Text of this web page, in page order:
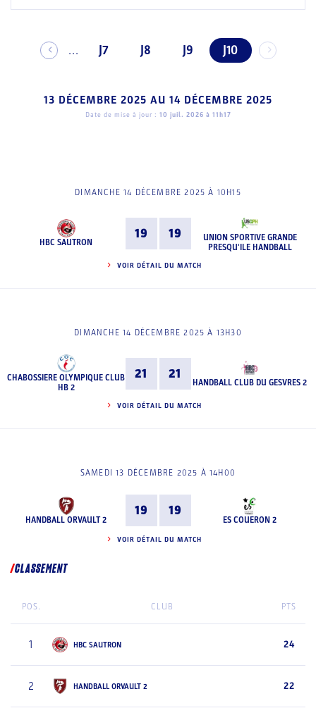
... J7 J8 J9 J10
13 DÉCEMBRE 2025 AU 14 DÉCEMBRE 2025
Date de mise à jour : 10 juil. 2026 à 11h17
DIMANCHE 14 DÉCEMBRE 2025 À 10H15
HBC SAUTRON
19 19
UNION SPORTIVE GRANDE
PRESQU'ILE HANDBALL
VOIR DÉTAIL DU MATCH
DIMANCHE 14 DÉCEMBRE 2025 À 13H30
CHABOSSIERE OLYMPIQUE CLUB
HB 2
21 21
HANDBALL CLUB DU GESVRES 2
VOIR DÉTAIL DU MATCH
SAMEDI 13 DÉCEMBRE 2025 À 14H00
HANDBALL ORVAULT 2
19 19
ES COUERON 2
VOIR DÉTAIL DU MATCH
CLASSEMENT
POS. CLUB PTS
1 HBC SAUTRON 24
2 HANDBALL ORVAULT 2 22